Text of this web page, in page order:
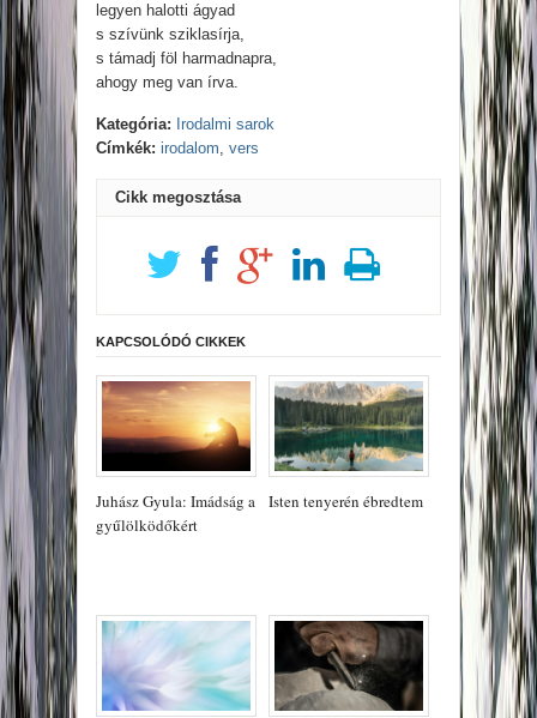
legyen halotti ágyad
s szívünk sziklasírja,
s támadj föl harmadnapra,
ahogy meg van írva.
Kategória: Irodalmi sarok
Címkék: irodalom, vers
Cikk megosztása
KAPCSOLÓDÓ CIKKEK
Juhász Gyula: Imádság a
gyűlölködőkért
Isten tenyerén ébredtem